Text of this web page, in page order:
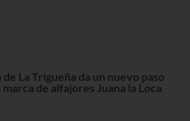
La Trigueña da un nuevo paso
de alfajores Juana la Loca